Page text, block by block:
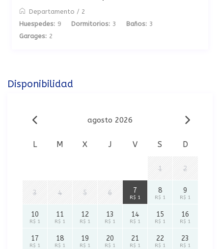
Departamento / 2
Huespedes: 9 Dormitorios: 3 Baños: 3
Garages: 2
Disponibilidad
agosto 2026
L M X J V S D
1 2
3 4 5 6 7
R$ 1
8
R$ 1
9
R$ 1
10
R$ 1
11
R$ 1
12
R$ 1
13
R$ 1
14
R$ 1
15
R$ 1
16
R$ 1
17
R$ 1
18
R$ 1
19
R$ 1
20
R$ 1
21
R$ 1
22
R$ 1
23
R$ 1